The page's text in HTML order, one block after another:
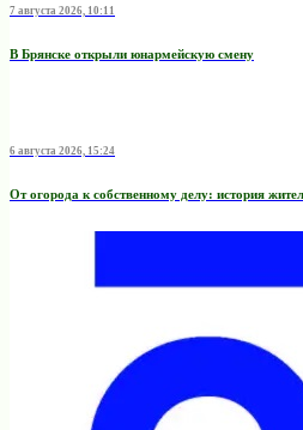
7 августа 2026, 10:11
В Брянске открыли юнармейскую смену
6 августа 2026, 15:24
От огорода к собственному делу: история